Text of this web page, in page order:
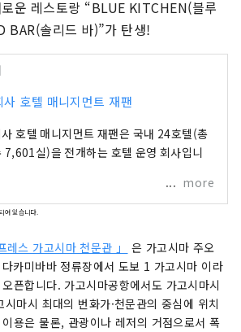
운 레스토랑 “BLUE KITCHEN(블루
BAR(솔리드 바)”가 탄생!
사 호텔 매니지먼트 재팬
호텔 매니지먼트 재팬은 국내 24호텔(총
7,601실)을 전개하는 호텔 운영 회사입니
more
어 있습니다.
레스 가고시마 천문관 」
은 가고시마 주오
카미바바 정류장에서 도보 1 가고시마 이라
픈합니다. 가고시마공항에서도 가고시마시
마시 최대의 번화가·천문관의 중심에 위치
용은 물론, 관광이나 레저의 거점으로서 폭